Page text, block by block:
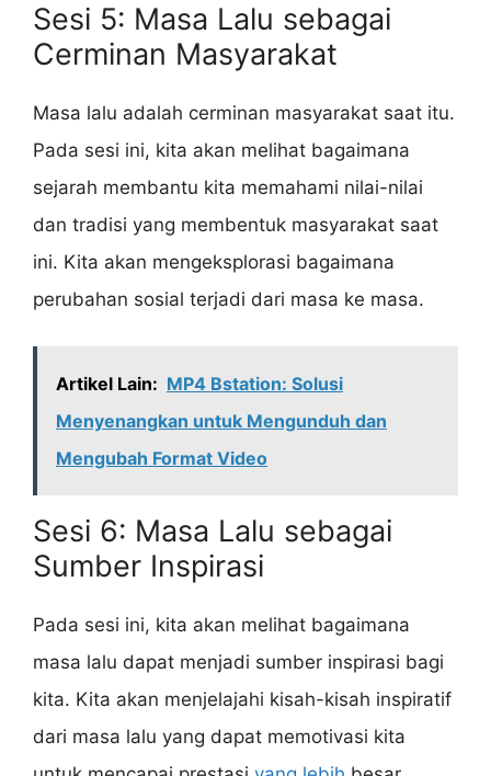
Sesi 5: Masa Lalu sebagai
Cerminan Masyarakat
Masa lalu adalah cerminan masyarakat saat itu.
Pada sesi ini, kita akan melihat bagaimana
sejarah membantu kita memahami nilai-nilai
dan tradisi yang membentuk masyarakat saat
ini. Kita akan mengeksplorasi bagaimana
perubahan sosial terjadi dari masa ke masa.
Artikel Lain: MP4 Bstation: Solusi
Menyenangkan untuk Mengunduh dan
Mengubah Format Video
Sesi 6: Masa Lalu sebagai
Sumber Inspirasi
Pada sesi ini, kita akan melihat bagaimana
masa lalu dapat menjadi sumber inspirasi bagi
kita. Kita akan menjelajahi kisah-kisah inspiratif
dari masa lalu yang dapat memotivasi kita